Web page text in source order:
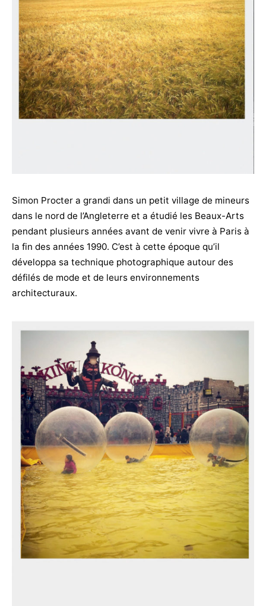
Simon Procter a grandi dans un petit village de mineurs
dans le nord de l’Angleterre et a étudié les Beaux-Arts
pendant plusieurs années avant de venir vivre à Paris à
la fin des années 1990. C’est à cette époque qu’il
développa sa technique photographique autour des
défilés de mode et de leurs environnements
architecturaux.